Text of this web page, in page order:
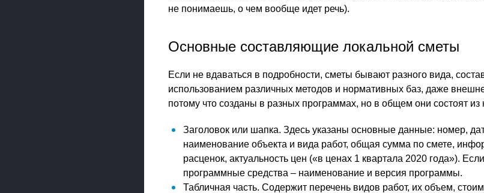
не понимаешь, о чем вообще идет речь).
Основные составляющие локальной сметы
Если не вдаваться в подробности, сметы бывают разного вида,
использованием различных методов и нормативных баз, даже внешне
потому что созданы в разных программах, но в общем они состоят из
Заголовок или шапка. Здесь указаны основные данные: номер,
наименование объекта и вида работ, общая сумма по смете,
расценок, актуальность цен («в ценах 1 квартала 2020 года»).
программные средства – наименование и версия программы.
Табличная часть. Содержит перечень видов работ, их объем,